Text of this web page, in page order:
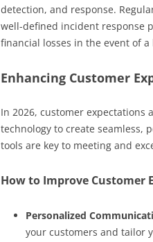
detection, and response.
well-defined incident response
financial losses in the event of a
Enhancing Customer
In 2026, customer expectations
technology to create seamless,
tools are key to meeting and
How to Improve Customer
Personalized
your customers and tailor